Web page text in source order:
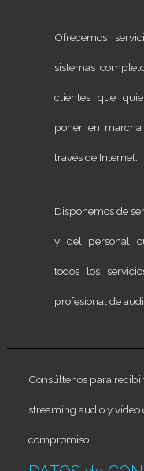
Ofrecemos
sistemas
clientes que
poner en
través de Internet.
Disponemos de
y del personal
todos los
profesional de
Consúltenos para
streaming audio y
compromiso.